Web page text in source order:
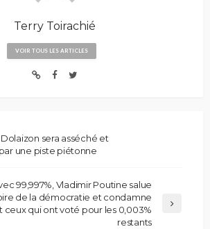
Terry Toirachié
VOIR TOUS LES ARTICLES
Dolaizon sera asséché et
une piste piétonne
99,997%, Vladimir Poutine salue
de la démocratie et condamne
ceux qui ont voté pour les 0,003%
restants